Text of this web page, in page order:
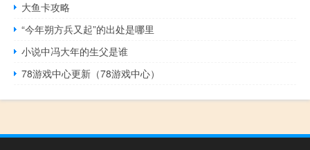
大鱼卡攻略
“今年朔方兵又起”的出处是哪里
小说中冯大年的生父是谁
78游戏中心更新（78游戏中心）